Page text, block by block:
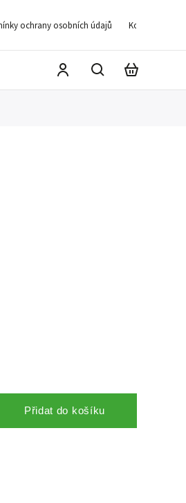
ochrany osobních údajů Kontakty
Přidat do košíku